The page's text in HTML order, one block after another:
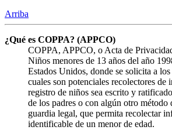
Arriba
¿Qué es COPPA? (APPCO)
COPPA, APPCO, o Acta de
Niños menores de 13 años del año
Estados Unidos, donde se solicita a
cuales son potenciales recolectores de
registro de niños sea escrito y
de los padres o con algún otro método
guardia legal, que permita recolectar
identificable de un menor de edad.